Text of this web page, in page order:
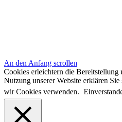
An den Anfang scrollen
Cookies erleichtern die Bereitstellung
Nutzung unserer Website erklären
wir Cookies verwenden.